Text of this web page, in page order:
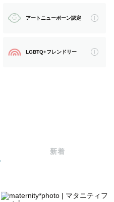
📸 】
障がい児者病棟での勤務経
に臨めるようにサポートい
ラファー
点
アートニューボーン認定
LGBTQ+フレンドリー
新着